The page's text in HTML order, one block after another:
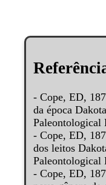
- Cope, ED,
da época
- Cope, ED,
dos leitos
- Cope, ED,